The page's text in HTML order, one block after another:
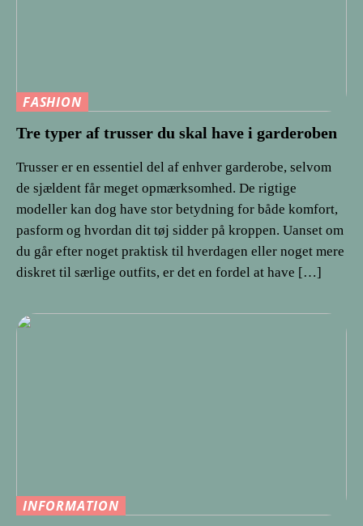
FASHION
Tre typer af trusser du skal have i garderoben
Trusser er en essentiel del af enhver garderobe, selvom
de sjældent får meget opmærksomhed. De rigtige
modeller kan dog have stor betydning for både komfort,
pasform og hvordan dit tøj sidder på kroppen. Uanset om
du går efter noget praktisk til hverdagen eller noget mere
diskret til særlige outfits, er det en fordel at have […]
INFORMATION